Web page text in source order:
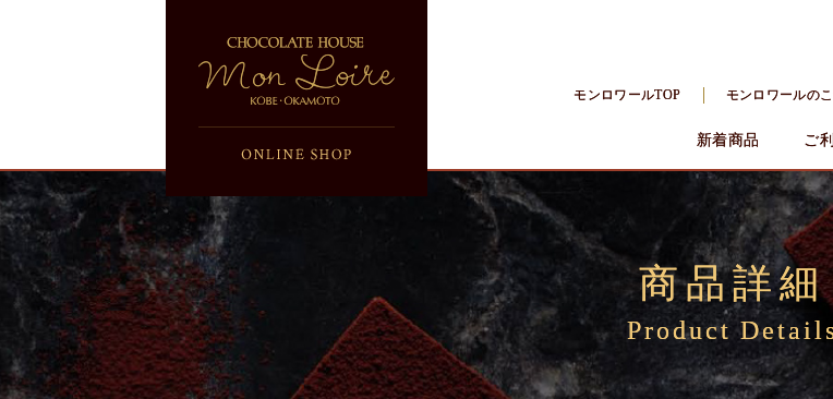
モンロワールTOP モンロワールの
新着商品 ご
商品詳細
Product